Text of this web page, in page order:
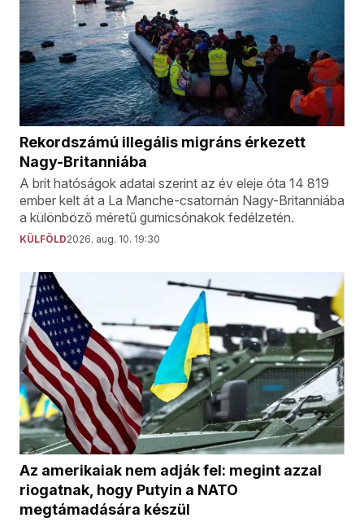
Rekordszámú illegális migráns érkezett
Nagy-Britanniába
A brit hatóságok adatai szerint az év eleje óta 14 819
ember kelt át a La Manche-csatornán Nagy-Britanniába
a különböző méretű gumicsónakok fedélzetén.
KÜLFÖLD2026. aug. 10. 19:30
Az amerikaiak nem adják fel: megint azzal
riogatnak, hogy Putyin a NATO
megtámadására készül